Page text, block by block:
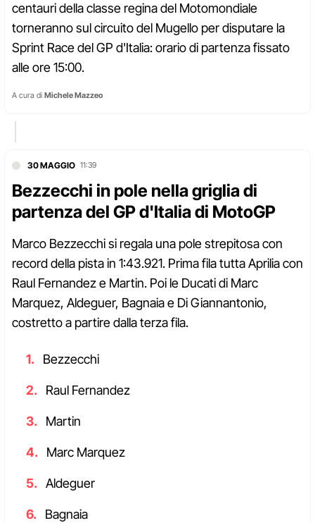
centauri della classe regina del Motomondiale
torneranno sul circuito del Mugello per disputare la
Sprint Race del GP d'Italia: orario di partenza fissato
alle ore 15:00.
A cura di Michele Mazzeo
30 MAGGIO 11:39
Bezzecchi in pole nella griglia di
partenza del GP d'Italia di MotoGP
Marco Bezzecchi si regala una pole strepitosa con
record della pista in 1:43.921. Prima fila tutta Aprilia con
Raul Fernandez e Martin. Poi le Ducati di Marc
Marquez, Aldeguer, Bagnaia e Di Giannantonio,
costretto a partire dalla terza fila.
Bezzecchi
Raul Fernandez
Martin
Marc Marquez
Aldeguer
Bagnaia